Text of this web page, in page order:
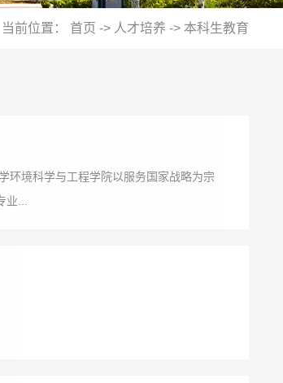
当前位置： 首页 -> 人才培养 -> 本科生教育
环境科学与工程学院以服务国家战略为宗
...